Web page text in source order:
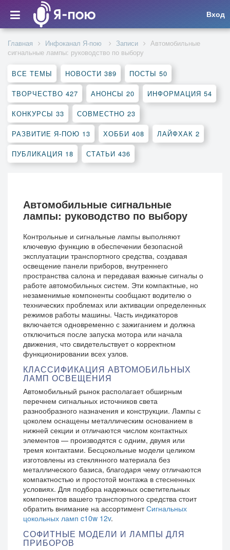
Вход
Главная Инфоканал Я-пою Записи
Автомобильные
сигнальные лампы: руководство по выбору
ВСЕ ТЕМЫ НОВОСТИ 389 ПОСТЫ 50
ТВОРЧЕСТВО 427 АНОНСЫ 20 ИНФОРМАЦИЯ 54
КОНКУРСЫ 33 СОВМЕСТНО 23
РАЗВИТИЕ Я-ПОЮ 13 ХОББИ 408 ЛАЙФХАК 2
ПУБЛИКАЦИЯ 18 СТАТЬИ 436
Автомобильные сигнальные
лампы: руководство по выбору
Контрольные и сигнальные лампы выполняют
ключевую функцию в обеспечении безопасной
эксплуатации транспортного средства, создавая
освещение панели приборов, внутреннего
пространства салона и передавая важные сигналы о
работе автомобильных систем. Эти компактные, но
незаменимые компоненты сообщают водителю о
технических проблемах или активации определенных
режимов работы машины. Часть индикаторов
включается одновременно с зажиганием и должна
отключиться после запуска мотора или начала
движения, что свидетельствует о корректном
функционировании всех узлов.
КЛАССИФИКАЦИЯ АВТОМОБИЛЬНЫХ
ЛАМП ОСВЕЩЕНИЯ
Автомобильный рынок располагает обширным
перечнем сигнальных источников света
разнообразного назначения и конструкции. Лампы с
цоколем оснащены металлическим основанием в
нижней секции и отличаются числом контактных
элементов — производятся с одним, двумя или
тремя контактами. Бесцокольные модели целиком
изготовлены из стеклянного материала без
металлического базиса, благодаря чему отличаются
компактностью и простотой монтажа в стесненных
условиях. Для подбора надежных осветительных
компонентов вашего транспортного средства стоит
обратить внимание на ассортиментСигнальных
цокольных ламп c10w 12v.
СОФИТНЫЕ МОДЕЛИ И ЛАМПЫ ДЛЯ
ПРИБОРОВ